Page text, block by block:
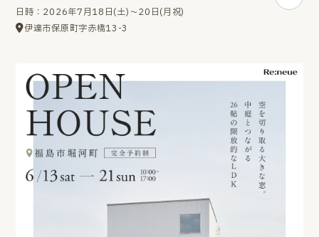
日時：2026年7月18日(土)～20日(月祝)
伊達市保原町字赤橋13-3